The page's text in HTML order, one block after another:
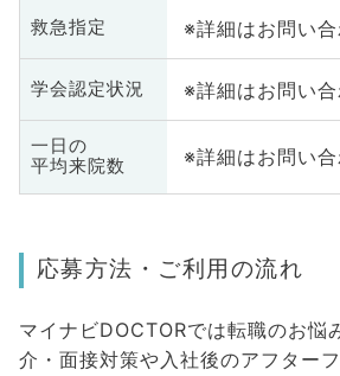
救急指定 ※詳細はお問い
学会認定状況 ※詳細はお問い
一日の
平均来院数
※詳細はお問い
応募方法・ご利用の流れ
マイナビDOCTORでは転職のお悩
介・面接対策や入社後のアフター